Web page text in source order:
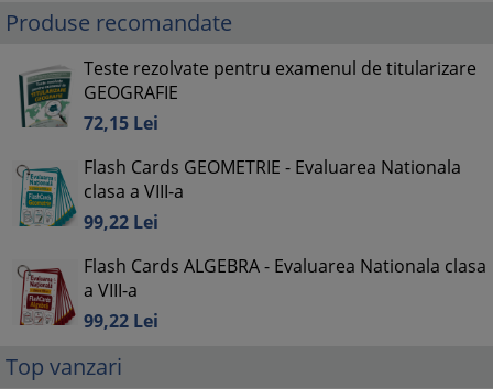
Produse recomandate
Teste rezolvate pentru examenul de titularizare
GEOGRAFIE
72,15 Lei
Flash Cards GEOMETRIE - Evaluarea Nationala
clasa a VIII-a
99,22 Lei
Flash Cards ALGEBRA - Evaluarea Nationala clasa
a VIII-a
99,22 Lei
Top vanzari